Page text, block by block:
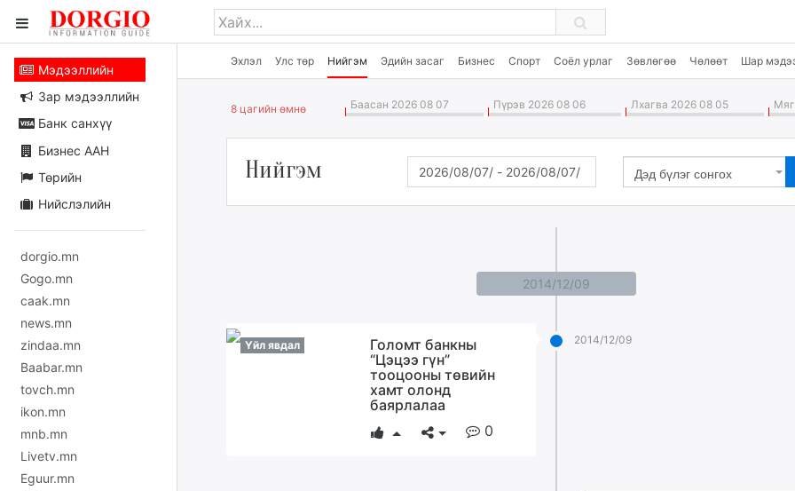
Эхлэл Улс төр Нийгэм Эдийн засаг Бизнес Спорт Соёл урлаг Зөвлөгөө Чөлөөт Шар
Мэдээллийн
Зар мэдээллийн
Банк санхүү
Бизнес ААН
Төрийн
Нийслэлийн
dorgio.mn
Gogo.mn
caak.mn
news.mn
zindaa.mn
Baabar.mn
tovch.mn
ikon.mn
mnb.mn
Livetv.mn
Eguur.mn
8 цагийн өмнө Баасан 2026 08 07 Пүрэв 2026 08 06 Лхагва 2026 08 05
Нийгэм Дэд бүлэг сонгох
2014/12/09
2014/12/09
Үйл явдал
Голомт банкны
“Цэцээ гүн”
тооцооны төвийн
хамт олонд
баярлалаа
0